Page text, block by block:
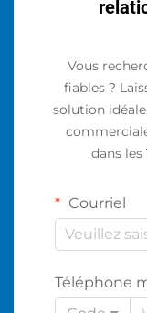
Vous
fiables ?
solution
dans les
Courriel
Téléphone